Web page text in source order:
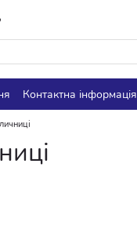
Контактна інформація